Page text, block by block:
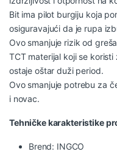
Bit ima pilot burgiju koja
osiguravajući da je rupa
Ovo smanjuje rizik od
TCT materijal koji se
ostaje oštar duži period.
Ovo smanjuje potrebu za
i novac.
Tehničke karakteristike
Brend: INGCO